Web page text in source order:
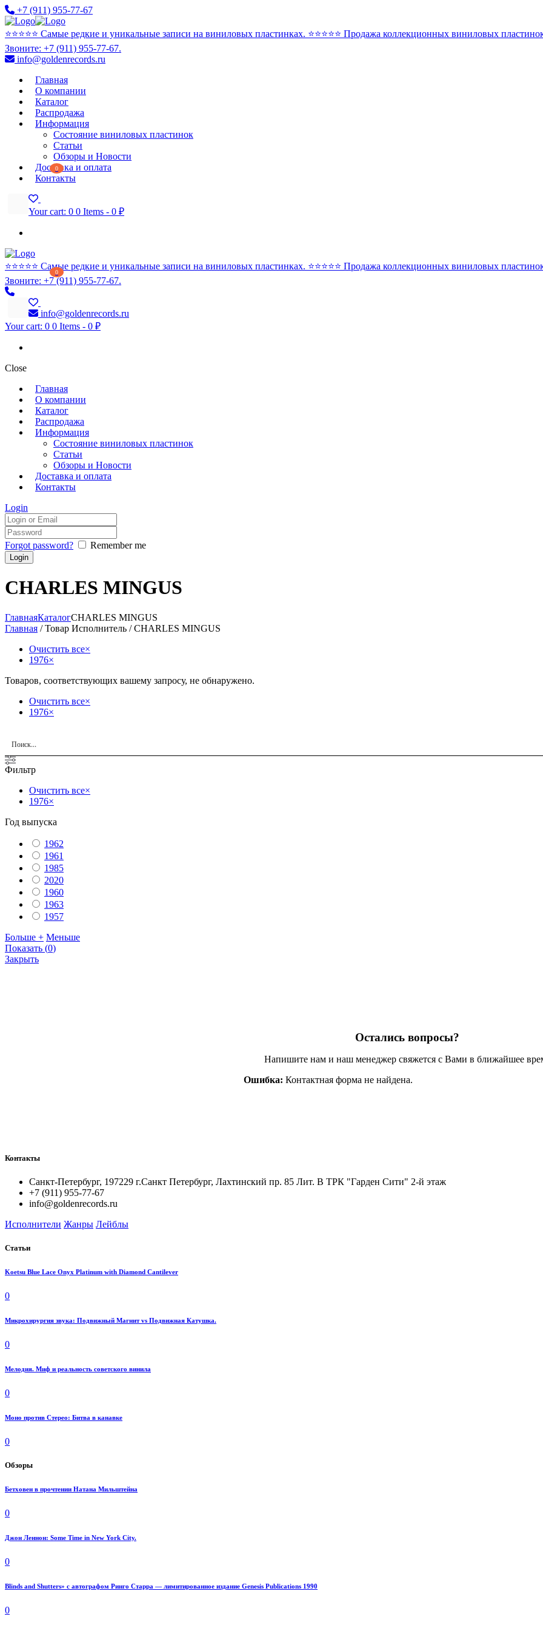
+7 (911) 955-77-67
⭐️⭐️⭐️⭐️⭐️ Самые редкие и уникальные записи на виниловых пластинках. ⭐️⭐️⭐️⭐️⭐️ Продажа коллекционных виниловых
Звоните: +7 (911) 955-77-67.
info@goldenrecords.ru
Главная
О компании
Каталог
Распродажа
Информация
Состояние виниловых пластинок
Статьи
Обзоры и Новости
Доставка и оплата
Контакты
0
Your cart: 0 0 Items - 0 ₽
⭐️⭐️⭐️⭐️⭐️ Самые редкие и уникальные записи на виниловых пластинках. ⭐️⭐️⭐️⭐️⭐️ Продажа коллекционных виниловых
Звоните: +7 (911) 955-77-67.
0
info@goldenrecords.ru
Your cart: 0 0 Items - 0 ₽
Close
Главная
О компании
Каталог
Распродажа
Информация
Состояние виниловых пластинок
Статьи
Обзоры и Новости
Доставка и оплата
Контакты
Login
Forgot password? Remember me
CHARLES MINGUS
ГлавнаяКаталогCHARLES MINGUS
Главная / Товар Исполнитель / CHARLES MINGUS
Очистить все×
1976×
Товаров, соответствующих вашему запросу, не обнаружено.
Очистить все×
1976×
Фильтр
Очистить все×
1976×
Год выпуска
1962
1961
1985
2020
1960
1963
1957
Больше + Меньше
Показать (0)
Закрыть
Остались вопросы?
Напишите нам и наш менеджер свяжется с Вами в ближайшее
Ошибка: Контактная форма не найдена.
Контакты
Санкт-Петербург, 197229 г.Санкт Петербург, Лахтинский пр. 85 Лит. B ТРК "Гарден Сити" 2-й этаж
+7 (911) 955-77-67
info@goldenrecords.ru
Исполнители Жанры Лейблы
Статьи
Koetsu Blue Lace Onyx Platinum with Diamond Cantilever
0
Микрохирургия звука: Подвижный Магнит vs Подвижная Катушка.
0
Мелодия. Миф и реальность советского винила
0
Моно против Стерео: Битва в канавке
0
Обзоры
Бетховен в прочтении Натана Мильштейна
0
Джон Леннон: Some Time in New York City.
0
Blinds and Shutters» с автографом Ринго Старра — лимитированное издание Genesis Publications 1990
0